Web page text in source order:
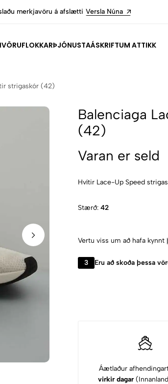
merkjavöru á afslætti Versla Núna
VÖRUFLOKKARÞJÓNUSTAÁSKRIFTUM ATTIKK
strigaskór (42)
Balenciaga
(42)
Varan er seld
Hvítir Lace-Up Speed
Stærð: 42
Vertu viss um að hafa
3 Eru að skoða þessa
Áætlaður
virkir dagar